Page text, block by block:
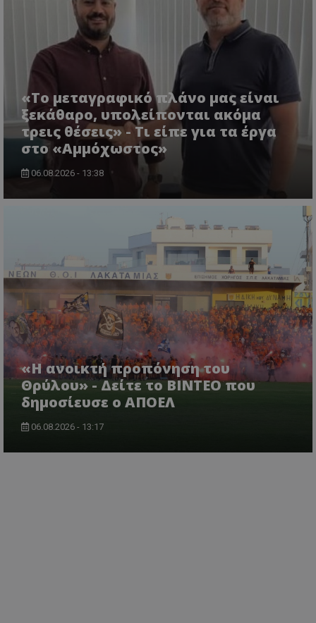
«Το μεταγραφικό πλάνο μας είναι
ξεκάθαρο, υπολείπονται ακόμα
τρεις θέσεις» - Τι είπε για τα έργα
στο «Αμμόχωστος»
06.08.2026 - 13:38
«Η ανοικτή προπόνηση του
Θρύλου» - Δείτε το ΒΙΝΤΕΟ που
δημοσίευσε ο ΑΠΟΕΛ
06.08.2026 - 13:17